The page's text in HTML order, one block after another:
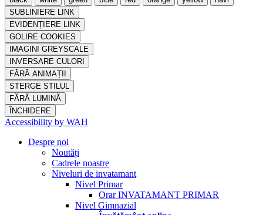
SUBLINIERE LINK
EVIDENȚIERE LINK
GOLIRE COOKIES
IMAGINI GREYSCALE
INVERSARE CULORI
FĂRĂ ANIMAȚII
STERGE STILUL
FĂRĂ LUMINĂ
ÎNCHIDERE
Accessibility by WAH
Despre noi
Noutăți
Cadrele noastre
Niveluri de invatamant
Nivel Primar
Orar INVATAMANT PRIMAR
Nivel Gimnazial